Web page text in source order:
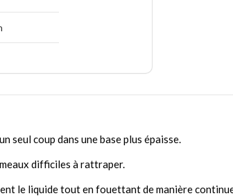
seul coup dans une base plus épaisse.
difficiles à rattraper.
le liquide tout en fouettant de manière